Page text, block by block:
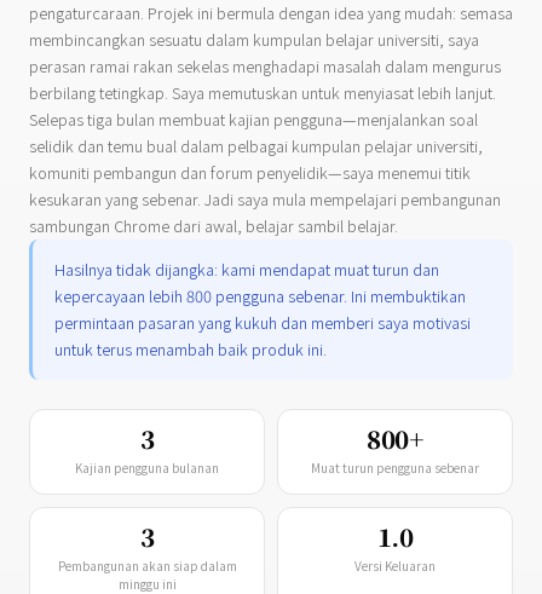
pengaturcaraan. Projek ini bermula dengan idea yang mudah: semasa
membincangkan sesuatu dalam kumpulan belajar universiti, saya
perasan ramai rakan sekelas menghadapi masalah dalam mengurus
berbilang tetingkap. Saya memutuskan untuk menyiasat lebih lanjut.
Selepas tiga bulan membuat kajian pengguna—menjalankan soal
selidik dan temu bual dalam pelbagai kumpulan pelajar universiti,
komuniti pembangun dan forum penyelidik—saya menemui titik
kesukaran yang sebenar. Jadi saya mula mempelajari pembangunan
sambungan Chrome dari awal, belajar sambil belajar.
Hasilnya tidak dijangka: kami mendapat muat turun dan
kepercayaan lebih 800 pengguna sebenar. Ini membuktikan
permintaan pasaran yang kukuh dan memberi saya motivasi
untuk terus menambah baik produk ini.
3
Kajian pengguna bulanan
800+
Muat turun pengguna sebenar
3
Pembangunan akan siap dalam
minggu ini
1.0
Versi Keluaran